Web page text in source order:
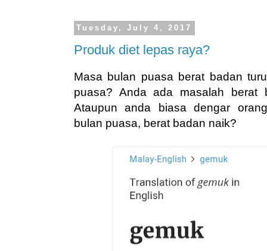
Tuesday, July 4, 2017
Produk diet lepas raya?
Masa bulan puasa berat badan
puasa? Anda ada masalah berat
Ataupun anda biasa dengar
bulan puasa, berat badan naik?